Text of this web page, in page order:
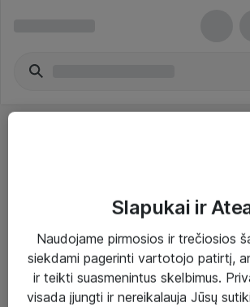
Paslaugos
Sprendimai
Slapukai ir
Naudojame pirmosios ir trečiosios
siekdami pagerinti vartotojo patirtį,
ir teikti suasmenintus skelbimus.
visada įjungti ir nereikalauja Jūsų